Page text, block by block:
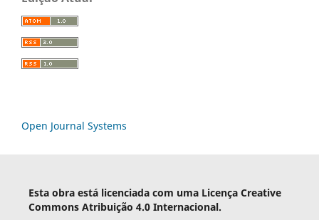
Open Journal Systems
Esta obra está licenciada com uma Licença Creative
Commons Atribuição 4.0 Internacional.